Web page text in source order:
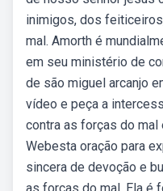
inimigos, dos
mal. Amorth é
em seu ministério de
de são miguel arcanjo
vídeo e peça a
contra as forças do mal
Webesta oração para
sincera de devoção e